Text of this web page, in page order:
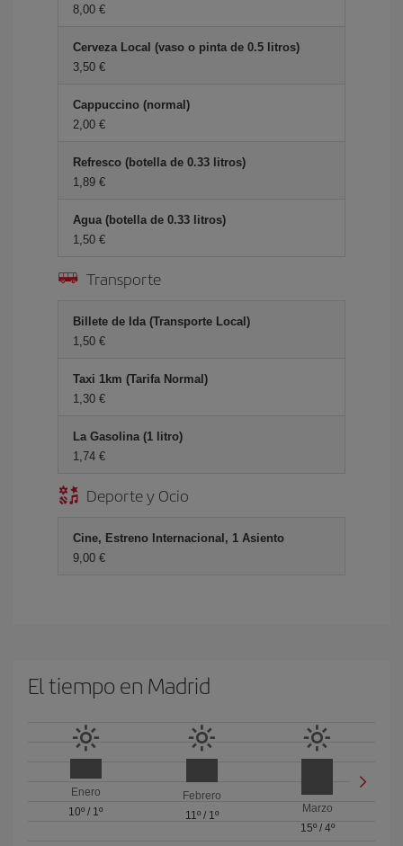
8,00 €
Cerveza Local (vaso o pinta de 0.5 litros)
3,50 €
Cappuccino (normal)
2,00 €
Refresco (botella de 0.33 litros)
1,89 €
Agua (botella de 0.33 litros)
1,50 €
Transporte
Billete de Ida (Transporte Local)
1,50 €
Taxi 1km (Tarifa Normal)
1,30 €
La Gasolina (1 litro)
1,74 €
Deporte y Ocio
Cine, Estreno Internacional, 1 Asiento
9,00 €
El tiempo en Madrid
Enero
10º / 1º
Febrero
11º/ 1º
Marzo
15º/ 4º